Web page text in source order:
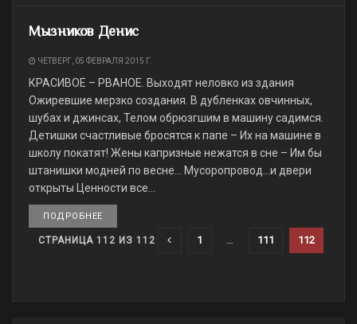
Мызников Денис
ЧЕТВЕРГ, 05 ФЕВРАЛЯ 2015 Г.
КРАСИВОЕ – РВАНОЕ. Выходят неловко из здания
Ожиревшие мерзко создания. В дубленках овчинных,
шубах и джинсах, Телом обрюзгшим в машину садимся.
Детишки счастливые бросятся к папе – Их на машине в
школу покатят! Жены капризные нежатся в сне – Им бы
штанишки модней по весне… Мусоропровод…и двери
открыты Ценности все...
ПОДРОБНЕЕ
СТРАНИЦА 112 ИЗ 112 1 … 111 112